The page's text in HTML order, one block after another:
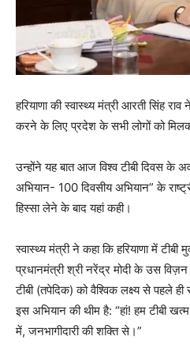
हरियाणा की स्वास्थ्य मंत्री आरती सिंह राव
करने के लिए प्रदेश के सभी लोगों को
उन्होंने यह बात आज विश्व टीबी दिवस के
अभियान- 100 दिवसीय अभियान” के
हिस्सा लेने के बाद यहां कही।
स्वास्थ्य मंत्री ने कहा कि हरियाणा में टीबी
प्रधानमंत्री श्री नरेंद्र मोदी के उस
टीबी (तपेदिक) को वैश्विक लक्ष्य से पहले
इस अभियान की थीम है: “हां! हम टीबी
में, जनभागीदारी की शक्ति से।”